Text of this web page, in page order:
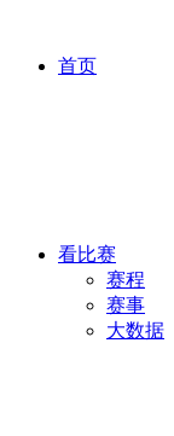
首页
看比赛
赛程
赛事
大数据